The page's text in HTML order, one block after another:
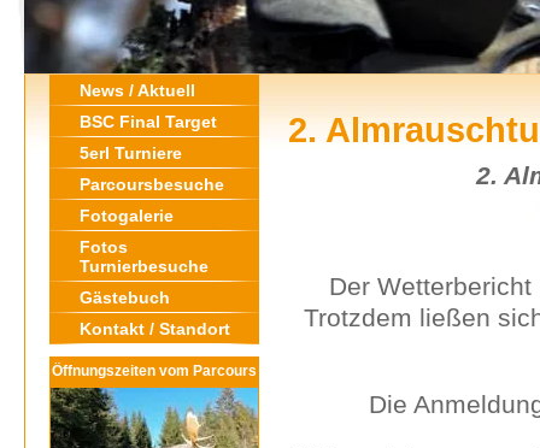
News / Aktuell
BSC Final Target
5erl Turniere
Parcoursbesuche
Fotogalerie
Fotos
Turnierbesuche
Gästebuch
Kontakt / Standort
Öffnungszeiten vom Parcours
2.
2.
Der
Trotzdem ließen
Die